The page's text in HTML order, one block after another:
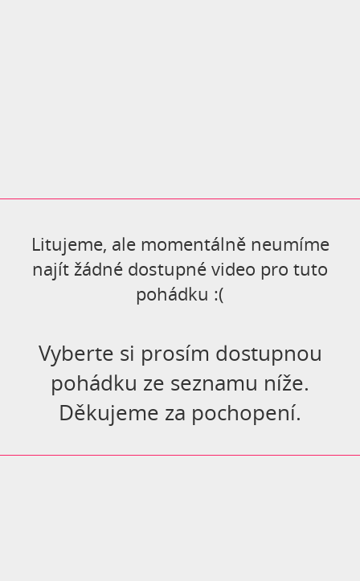
Litujeme, ale momentálně neumíme
najít žádné dostupné video pro tuto
pohádku :(
Vyberte si prosím dostupnou
pohádku ze seznamu níže.
Děkujeme za pochopení.